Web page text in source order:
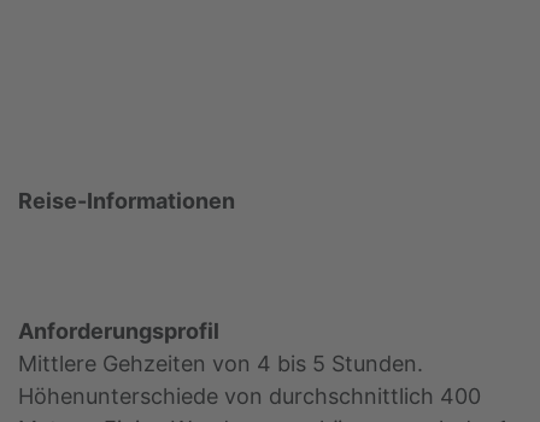
Reise-Informationen
Anforderungsprofil
Mittlere Gehzeiten von 4 bis 5 Stunden.
Höhenunterschiede von durchschnittlich 400